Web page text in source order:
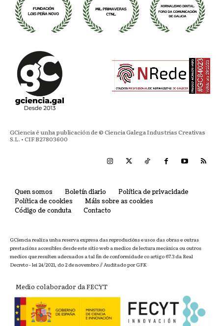
GCiencia é unha publicación de © Ciencia Galega Industrias Creativas
S.L. • CIF B27803600
Quen somos Boletín diario
Política de privacidade
Política de cookies
Máis sobre as cookies
Código de conduta
Contacto
GCiencia realiza unha reserva expresa das reproducións e usos das obras e outras
prestacións accesibles desde este sitio web a medios de lectura mecánica ou outros
medios que resulten adecuados a tal fin de conformidade co artigo 67.3 da Real
Decreto - lei 24/2021, do 2 de novembro // Auditado por GFK
Medio colaborador da FECYT